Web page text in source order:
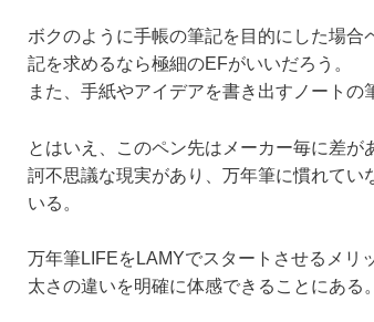
ボクのように手帳の筆記を目的にした場
記を求めるなら極細のEFがいいだろう。
また、手紙やアイデアを書き出すノートの
とはいえ、このペン先はメーカー毎に差
訶不思議な現実があり、万年筆に慣れて
いる。
万年筆LIFEをLAMYでスタートさせるメリ
太さの違いを明確に体感できることにある。